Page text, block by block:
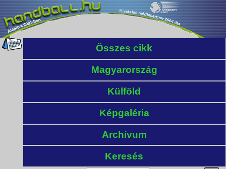
Összes cikk
Magyarország
Külföld
Képgaléria
Archívum
Keresés